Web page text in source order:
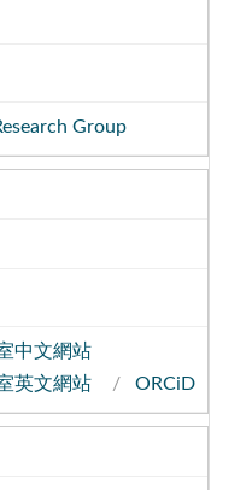
Group
中文網站
英文網站
ORCiD